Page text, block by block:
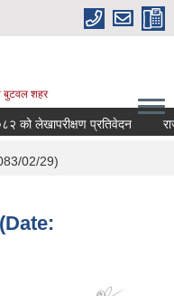
बुटवल शहर
लेखापरीक्षण प्रतिवेदन
02/29)